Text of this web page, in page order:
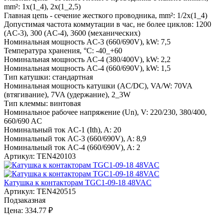
mm²: 1x(1_4), 2x(1_2,5)
Главная цепь - сечение жесткого проводника, mm²: 1/2x(1_4)
Допустимая частота коммутации в час, не более циклов: 1200
(AC-3), 300 (AC-4), 3600 (механических)
Номинальная мощность AC-3 (660/690V), kW: 7,5
Температура хранения, °С: -40_+60
Номинальная мощность AC-4 (380/400V), kW: 2,2
Номинальная мощность AC-4 (660/690V), kW: 1,5
Тип катушки: стандартная
Номинальная мощность катушки (AC/DC), VA/W: 70VA
(втягивание), 7VA (удержание), 2_3W
Тип клеммы: винтовая
Номинальное рабочее напряжение (Un), V: 220/230, 380/400,
660/690 AC
Номинальный ток AC-1 (Ith), A: 20
Номинальный ток AC-3 (660/690V), A: 8,9
Номинальный ток AC-4 (660/690V), A: 2
Артикул: TEN420103
Катушка к контакторам TGC1-09-18 48VAC
Артикул: TEN420515
Подзаказная
Цена: 334.77 ₽